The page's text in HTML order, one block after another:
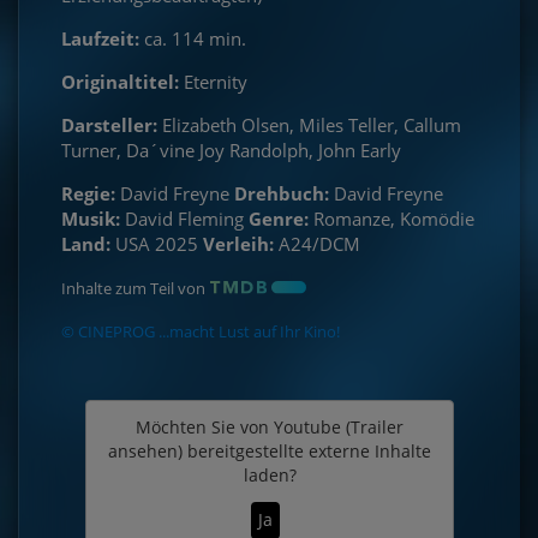
Laufzeit: ca. 114 min.
Originaltitel: Eternity
Darsteller: Elizabeth Olsen, Miles Teller, Callum
Turner, Da´vine Joy Randolph, John Early
Regie: David Freyne Drehbuch: David Freyne
Musik: David Fleming Genre: Romanze, Komödie
Land: USA 2025 Verleih: A24/DCM
Inhalte zum Teil von
© CINEPROG ...macht Lust auf Ihr Kino!
Möchten Sie von Youtube (Trailer
ansehen) bereitgestellte externe Inhalte
laden?
Ja